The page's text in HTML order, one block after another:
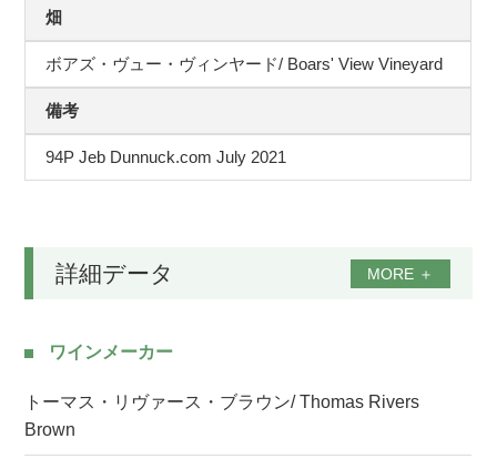
畑
ボアズ・ヴュー・ヴィンヤード/ Boars' View Vineyard
備考
94P Jeb Dunnuck.com July 2021
詳細データ MORE ＋
ワインメーカー
トーマス・リヴァース・ブラウン/ Thomas Rivers
Brown